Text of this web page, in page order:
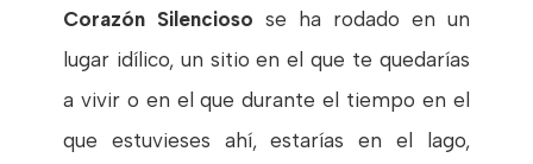
Corazón Silencioso se ha rodado en un
lugar idílico, un sitio en el que te quedarías
a vivir o en el que durante el tiempo en el
que estuvieses ahí, estarías en el lago,